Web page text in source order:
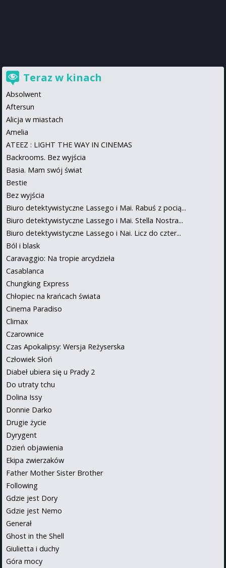
Teraz w kinach
Absolwent
Aftersun
Alicja w miastach
Amelia
ATEEZ : LIGHT THE WAY IN CINEMAS
Backrooms. Bez wyjścia
Basia. Mam swój świat
Bestie
Bez wyjścia
Biuro detektywistyczne Lassego i Mai. Rabuś z pocią...
Biuro detektywistyczne Lassego i Mai. Stella Nostra...
Biuro detektywistyczne Lassego i Nai. Licz do czter...
Ból i blask
Caravaggio: Na tropie arcydzieła
Casablanca
Chungking Express
Chłopiec na krańcach świata
Cinema Paradiso
Climax
Czarownice
Czas Apokalipsy: Wersja Reżyserska
Człowiek Słoń
Diabeł ubiera się u Prady 2
Do utraty tchu
Dolina Issy
Donnie Darko
Drugie życie
Dyrygent
Dzień objawienia
Ekipa zwierzaków
Father Mother Sister Brother
Following
Gdzie jest Dory
Gdzie jest Nemo
Generał
Ghost in the Shell
Giulietta i duchy
Góra mocy